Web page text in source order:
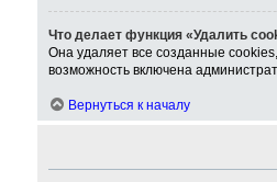
Что делает функция «Удалить
Она удаляет все созданные
возможность включена
Вернуться к началу